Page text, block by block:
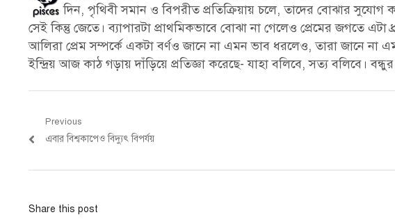
দিন, পৃথিবী সমান ও বিপরীত প্রতিক্রিয়ায় চলে, তাদের বোঝার সুযোগ
সেই কিন্তু জেতে। ব্যাপারটা প্রাথমিকভাবে বোঝা না গেলেও প্রেমের জগতে
আলিরা প্রেম সম্পর্কে একটা বর্ণও জানে না এমন ভাব ধরলেও, তারা জানে না
ইন্দ্রিয় আজ কাঠ গড়ায় দাঁড়িয়ে প্রতিজ্ঞা করেছে- যাহা বলিবে, সত্য বলিবে।
Post
navigation
Previous
Previous
এবার বিশ্বকাপেও বিদ্যুৎ বিপর্যয়
Share this post